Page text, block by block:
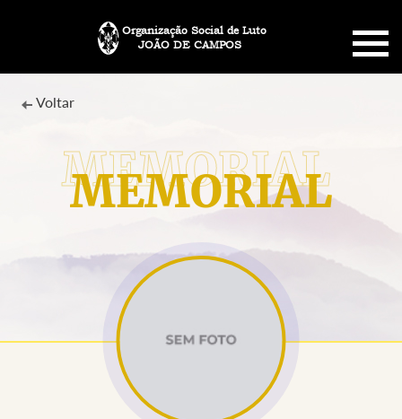
JOÃO DE CAMPOS
Organização Social de Luto
SOBRE NÓS
PLANO FUNERÁRIO
MENSAGENS
MEMORIAL
Voltar